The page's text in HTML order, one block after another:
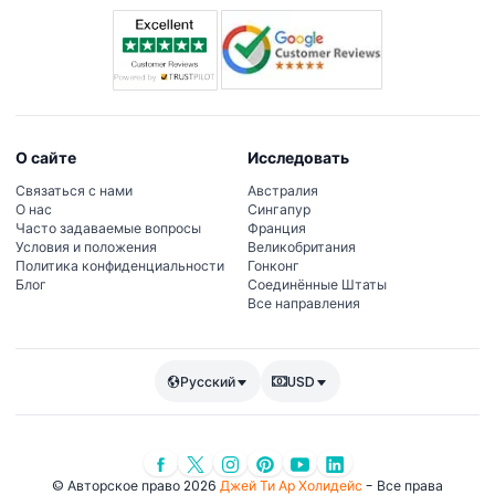
О сайте
Связаться с нами
О нас
Часто задаваемые вопросы
Условия и положения
Политика конфиденциальности
Блог
Исследовать
Австралия
Сингапур
Франция
Великобритания
Гонконг
Соединённые Штаты
Все направления
Русский USD
© Авторское право 2026 Джей Ти Ар Холидейс- Все права